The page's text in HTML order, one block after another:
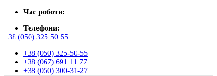
Час роботи:
Телефони:
+38 (050) 325-50-55
+38 (050) 325-50-55
+38 (067) 691-11-77
+38 (050) 300-31-27